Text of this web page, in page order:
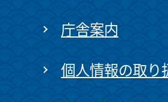
庁舎案内
個人情報の取り